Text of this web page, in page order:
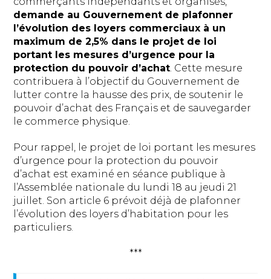
demande au Gouvernement de plafonner
l’évolution des loyers commerciaux à un
maximum de 2,5% dans le projet de loi
portant les mesures d’urgence pour la
protection du pouvoir d’achat. Cette mesure
contribuera à l’objectif du Gouvernement de
lutter contre la hausse des prix, de soutenir le
pouvoir d’achat des Français et de sauvegarder
le commerce physique.
Pour rappel, le projet de loi portant les mesures
d’urgence pour la protection du pouvoir
d’achat est examiné en séance publique à
l’Assemblée nationale du lundi 18 au jeudi 21
juillet. Son article 6 prévoit déjà de plafonner
l’évolution des loyers d’habitation pour les
particuliers.
***